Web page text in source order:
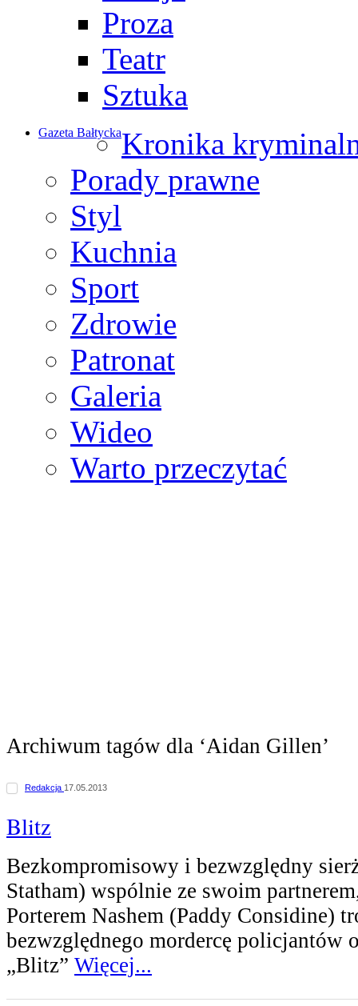
Proza
Teatr
Sztuka
Gazeta BałtyckaKronika
Porady prawne
Styl
Kuchnia
Sport
Zdrowie
Patronat
Galeria
Wideo
Warto przeczytać
Archiwum tagów dla ‘Aidan Gillen’
Redakcja 17.05.2013
Blitz
Bezkompromisowy i bezwzględny
Statham) wspólnie ze swoim
Porterem Nashem (Paddy Considine)
bezwzględnego mordercę policjantów
„Blitz” Więcej...